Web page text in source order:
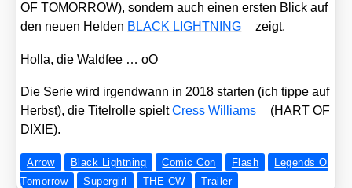
OF TOMORROW), son­dern auch einen ers­ten Blick auf
den neu­en Hel­den BLACK LIGHTNING zeigt.
Hol­la, die Wald­fee … oO
Die Serie wird irgend­wann in 2018 star­ten (ich tip­pe auf
Herbst), die Titel­rol­le spieltCress Wil­liams
(HART OF
DIXIE).
Arrow Black Lightning Comic Con Flash
Legends O
Tomorrow
Supergirl THE CW Trailer